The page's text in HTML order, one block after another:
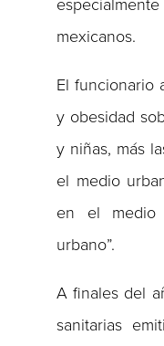
mexicanos.
El funcionario
y obesidad
y niñas, más
el medio
en el
urbano”.
A finales del
sanitarias